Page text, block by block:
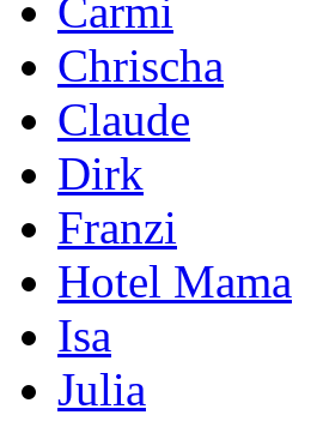
Carmi
Chrischa
Claude
Dirk
Franzi
Hotel Mama
Isa
Julia